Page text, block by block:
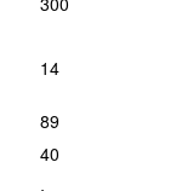
14
89
40